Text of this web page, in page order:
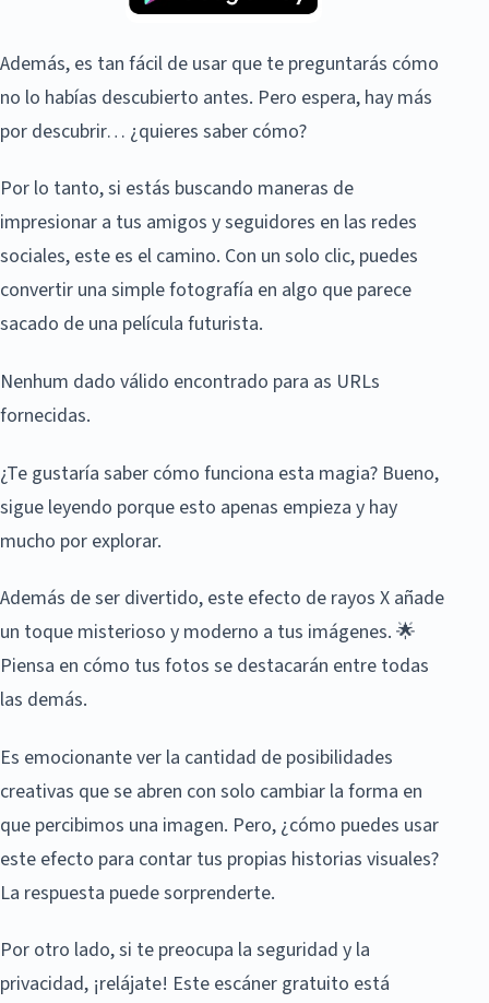
Además, es tan fácil de usar que te preguntarás cómo
no lo habías descubierto antes. Pero espera, hay más
por descubrir… ¿quieres saber cómo?
Por lo tanto, si estás buscando maneras de
impresionar a tus amigos y seguidores en las redes
sociales, este es el camino. Con un solo clic, puedes
convertir una simple fotografía en algo que parece
sacado de una película futurista.
Nenhum dado válido encontrado para as URLs
fornecidas.
¿Te gustaría saber cómo funciona esta magia? Bueno,
sigue leyendo porque esto apenas empieza y hay
mucho por explorar.
Además de ser divertido, este efecto de rayos X añade
un toque misterioso y moderno a tus imágenes. 🌟
Piensa en cómo tus fotos se destacarán entre todas
las demás.
Es emocionante ver la cantidad de posibilidades
creativas que se abren con solo cambiar la forma en
que percibimos una imagen. Pero, ¿cómo puedes usar
este efecto para contar tus propias historias visuales?
La respuesta puede sorprenderte.
Por otro lado, si te preocupa la seguridad y la
privacidad, ¡relájate! Este escáner gratuito está